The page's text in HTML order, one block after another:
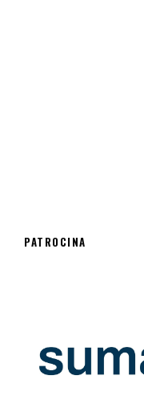
PATROCINA